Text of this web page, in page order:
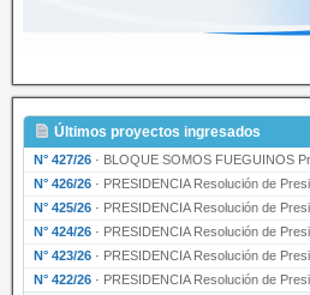
Últimos proyectos ingresados
N° 427/26 · BLOQUE SOMOS FUEGUINOS Proyecto de
N° 426/26 · PRESIDENCIA Resolución de Presidencia N°
N° 425/26 · PRESIDENCIA Resolución de Presidencia N°
N° 424/26 · PRESIDENCIA Resolución de Presidencia Nº
N° 423/26 · PRESIDENCIA Resolución de Presidencia Nº
N° 422/26 · PRESIDENCIA Resolución de